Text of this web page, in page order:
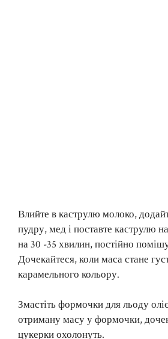
Влийте в каструлю молоко,
пудру, мед і поставте каструлю
на 30 -35 хвилин, постійно
Дочекайтеся, коли маса стане
карамельного кольору.
Змастіть формочки для льоду
отриману масу у формочки,
цукерки охолонуть.